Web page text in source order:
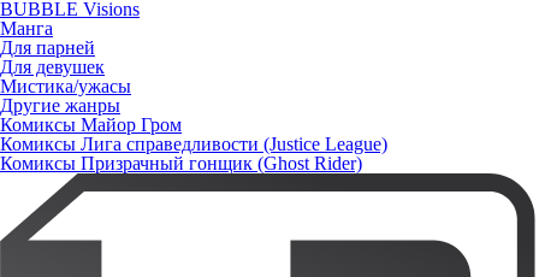
BUBBLE Visions
Манга
Для парней
Для девушек
Мистика/ужасы
Другие жанры
Комиксы Майор Гром
Комиксы Лига справедливости (Justice League)
Комиксы Призрачный гонщик (Ghost Rider)